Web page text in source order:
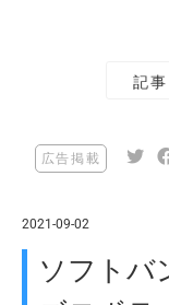
記事
広告掲載
2021-09-02
ソフトバ